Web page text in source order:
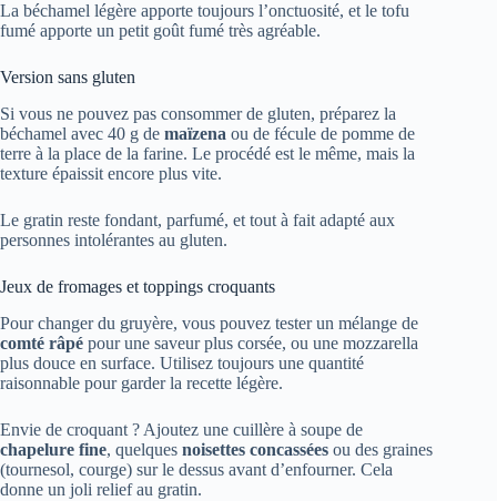
La béchamel légère apporte toujours l’onctuosité, et le tofu
fumé apporte un petit goût fumé très agréable.
Version sans gluten
Si vous ne pouvez pas consommer de gluten, préparez la
béchamel avec 40 g de maïzena ou de fécule de pomme de
terre à la place de la farine. Le procédé est le même, mais la
texture épaissit encore plus vite.
Le gratin reste fondant, parfumé, et tout à fait adapté aux
personnes intolérantes au gluten.
Jeux de fromages et toppings croquants
Pour changer du gruyère, vous pouvez tester un mélange de
comté râpé pour une saveur plus corsée, ou une mozzarella
plus douce en surface. Utilisez toujours une quantité
raisonnable pour garder la recette légère.
Envie de croquant ? Ajoutez une cuillère à soupe de
chapelure fine, quelques noisettes concassées ou des graines
(tournesol, courge) sur le dessus avant d’enfourner. Cela
donne un joli relief au gratin.